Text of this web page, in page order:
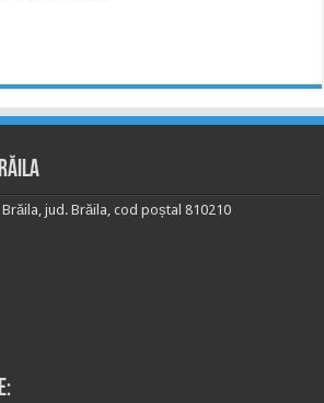
jud. Brăila, cod poștal 810210